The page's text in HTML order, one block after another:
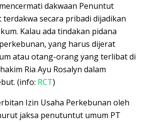
dakwaan Penuntut
secara pribadi dijadikan
Kalau ada tindakan pidana
yang harus dijerat
atau otang-orang yang terlibat di
Ria Ayu Rosalyn dalam
(info: RCT)
Izin Usaha Perkebunan oleh
jaksa penutuntut umum PT